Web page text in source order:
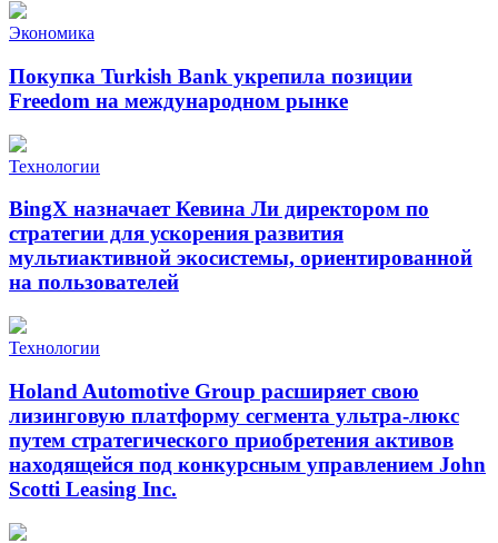
Экономика
Покупка Turkish Bank укрепила позиции
Freedom на международном рынке
Технологии
BingX назначает Кевина Ли директором по
стратегии для ускорения развития
мультиактивной экосистемы, ориентированной
на пользователей
Технологии
Holand Automotive Group расширяет свою
лизинговую платформу сегмента ультра-люкс
путем стратегического приобретения активов
находящейся под конкурсным управлением John
Scotti Leasing Inc.